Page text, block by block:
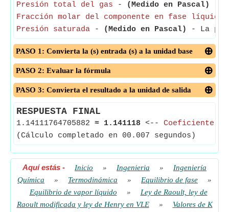
Presión total del gas - (Medido en Pascal)
Fracción molar del componente en fase líquida
Presión saturada - (Medido en Pascal) - La
PASO 1: Convierta la (s) entrada (s) a la unidad base
PASO 2: Evaluar la fórmula
PASO 3: Convierta el resultado a la unidad de salida
RESPUESTA FINAL
1.14111764705882 ≈ 1.141118 <-- Coeficiente
(Cálculo completado en 00.007 segundos)
Aquí estás - Inicio » Ingenieria »
Ingeniería
Química
» Termodinámica » Equilibrio de fase
»
Equilibrio de vapor líquido
»
Ley de Raoult, ley de
Raoult modificada y ley de Henry en VLE
» Valores de K